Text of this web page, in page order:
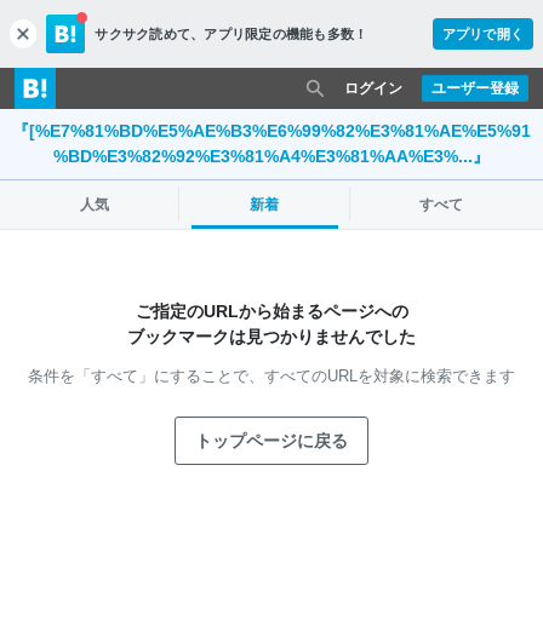
c
l
o
s
e
サクサク読めて、 アプリ限定の機能も多数！ アプリで開く
ユーザー登録
ログイン
『[%E7%81%BD%E5%AE%B3%E6%99%82%E3%81%AE%E5%91
%BD%E3%82%92%E3%81%A4%E3%81%AA%E3%...』
人気 新着 すべて
ご指定のURLから始まるページへの
ブックマークは見つかりませんでした
条件を「すべて」にすることで、 すべてのURLを対象に検索できます
トップページに戻る